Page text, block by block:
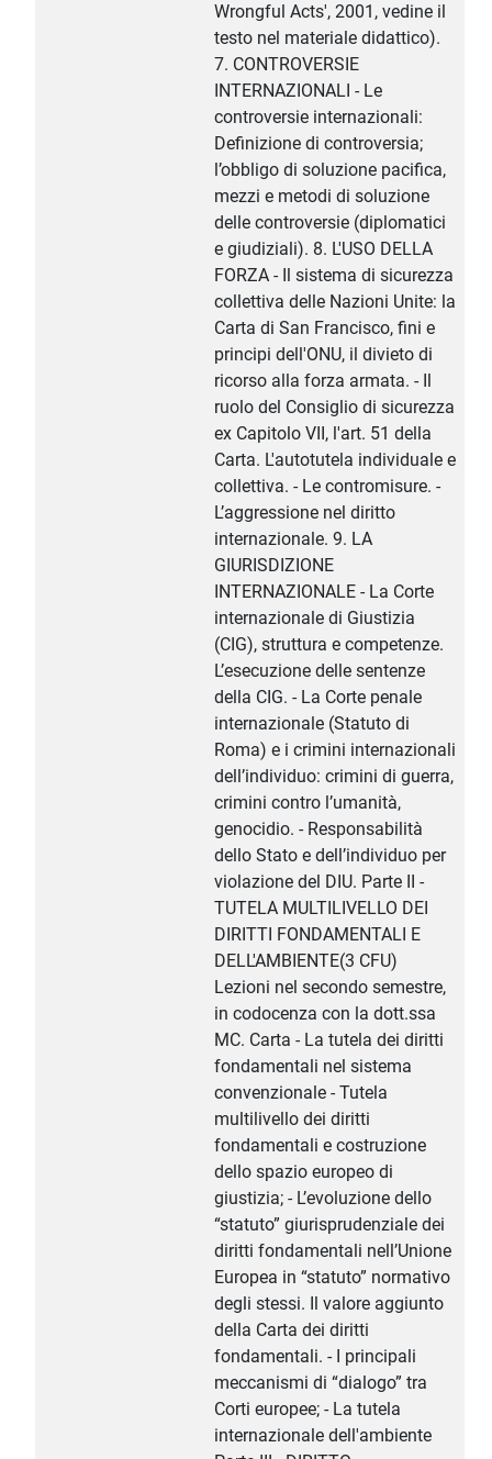
Wrongful Acts', 2001, vedine il
testo nel materiale didattico).
7. CONTROVERSIE
INTERNAZIONALI - Le
controversie internazionali:
Definizione di controversia;
l’obbligo di soluzione pacifica,
mezzi e metodi di soluzione
delle controversie (diplomatici
e giudiziali). 8. L'USO DELLA
FORZA - Il sistema di sicurezza
collettiva delle Nazioni Unite: la
Carta di San Francisco, fini e
principi dell'ONU, il divieto di
ricorso alla forza armata. - Il
ruolo del Consiglio di sicurezza
ex Capitolo VII, l'art. 51 della
Carta. L'autotutela individuale e
collettiva. - Le contromisure. -
L’aggressione nel diritto
internazionale. 9. LA
GIURISDIZIONE
INTERNAZIONALE - La Corte
internazionale di Giustizia
(CIG), struttura e competenze.
L’esecuzione delle sentenze
della CIG. - La Corte penale
internazionale (Statuto di
Roma) e i crimini internazionali
dell’individuo: crimini di guerra,
crimini contro l’umanità,
genocidio. - Responsabilità
dello Stato e dell’individuo per
violazione del DIU. Parte II -
TUTELA MULTILIVELLO DEI
DIRITTI FONDAMENTALI E
DELL'AMBIENTE(3 CFU)
Lezioni nel secondo semestre,
in codocenza con la dott.ssa
MC. Carta - La tutela dei diritti
fondamentali nel sistema
convenzionale - Tutela
multilivello dei diritti
fondamentali e costruzione
dello spazio europeo di
giustizia; - L’evoluzione dello
“statuto” giurisprudenziale dei
diritti fondamentali nell’Unione
Europea in “statuto” normativo
degli stessi. Il valore aggiunto
della Carta dei diritti
fondamentali. - I principali
meccanismi di “dialogo” tra
Corti europee; - La tutela
internazionale dell'ambiente